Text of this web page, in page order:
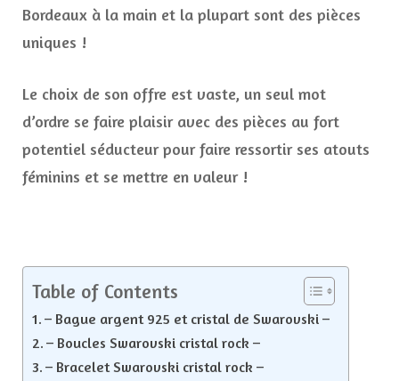
Bordeaux à la main et la plupart sont des pièces
uniques !
Le choix de son offre est vaste, un seul mot
d’ordre se faire plaisir avec des pièces au fort
potentiel séducteur pour faire ressortir ses atouts
féminins et se mettre en valeur !
Table of Contents
– Bague argent 925 et cristal de Swarovski –
– Boucles Swarovski cristal rock –
– Bracelet Swarovski cristal rock –